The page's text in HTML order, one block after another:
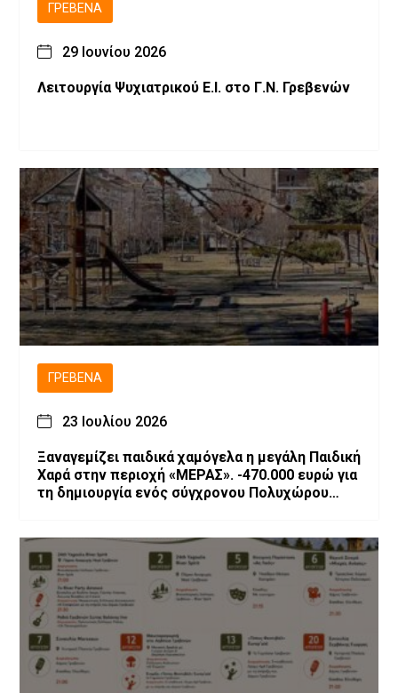
ΓΡΕΒΕΝΆ
29 Ιουνίου 2026
Λειτουργία Ψυχιατρικού Ε.Ι. στο Γ.Ν. Γρεβενών
ΓΡΕΒΕΝΆ
23 Ιουλίου 2026
Ξαναγεμίζει παιδικά χαμόγελα η μεγάλη Παιδική
Χαρά στην περιοχή «ΜΕΡΑΣ». -470.000 ευρώ για
τη δημιουργία ενός σύγχρονου Πολυχώρου